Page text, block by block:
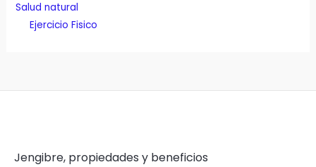
Salud natural
Ejercicio Fisico
Jengibre, propiedades y beneficios